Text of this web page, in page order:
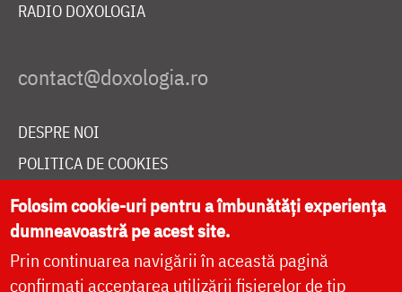
RADIO DOXOLOGIA
DESPRE NOI
POLITICA DE COOKIES
DONEAZĂ ONLINE PENTRU CATEDRALA NAȚIONALĂ
LIVE
Folosim cookie-uri pentru a îmbunătăți experiența
dumneavoastră pe acest site.
Prin continuarea navigării în această pagină
confirmați acceptarea utilizării fișierelor de tip